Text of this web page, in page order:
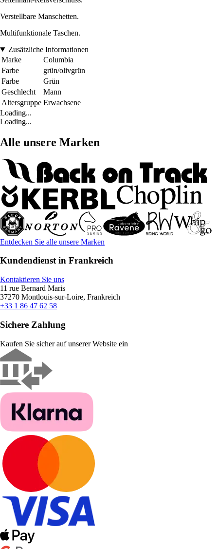
Verstellbare Manschetten.
Multifunktionale Taschen.
Zusätzliche Informationen
Marke
Columbia
Farbe
grün/olivgrün
Farbe
Grün
Geschlecht
Mann
Altersgruppe Erwachsene
Loading...
Loading...
Alle unsere Marken
Entdecken Sie alle unsere Marken
Kundendienst in Frankreich
Kontaktieren Sie uns
11 rue Bernard Maris
37270 Montlouis-sur-Loire, Frankreich
+33 1 86 47 62 58
Sichere Zahlung
Kaufen Sie sicher auf unserer Website ein